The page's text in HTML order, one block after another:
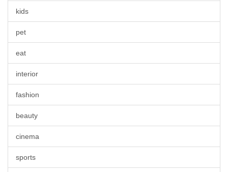
kids
pet
eat
interior
fashion
beauty
cinema
sports